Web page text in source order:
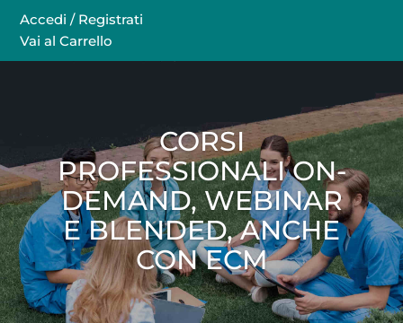
Accedi / Registrati
Vai al Carrello
CORSI
PROFESSIONALI ON-
DEMAND, WEBINAR
E BLENDED, ANCHE
CON ECM